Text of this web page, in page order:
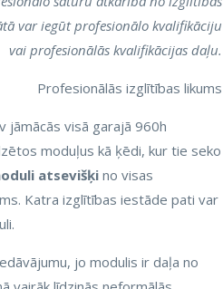
var iegūt profesionālo kvalifikāciju
vai profesionālās kvalifikācijas daļu.
Profesionālās izglītības likums
jāmācās visā garajā 960h
moduļus kā ķēdi, kur tie seko
atsevišķi no visas
Katra izglītības iestāde pati var
jo modulis ir daļa no